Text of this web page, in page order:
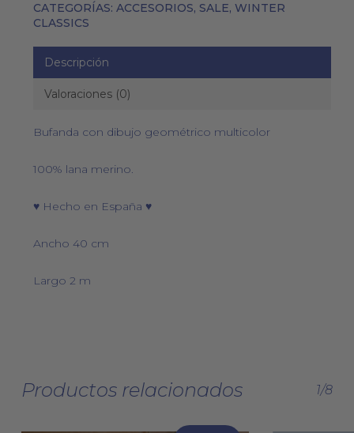
CATEGORÍAS: ACCESORIOS, SALE, WINTER
CLASSICS
Descripción
Valoraciones (0)
Bufanda con dibujo geométrico multicolor
100% lana merino.
♥ Hecho en España ♥
Ancho 40 cm
Largo 2 m
Productos relacionados 1/8